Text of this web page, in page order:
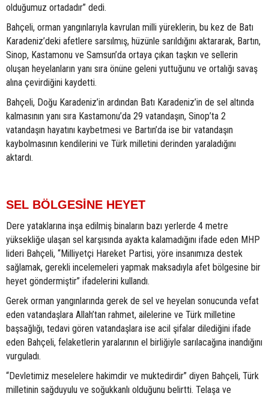
olduğumuz ortadadır” dedi.
Bahçeli, orman yangınlarıyla kavrulan milli yüreklerin, bu kez de Batı
Karadeniz’deki afetlere sarsılmış, hüzünle sarıldığını aktararak, Bartın,
Sinop, Kastamonu ve Samsun’da ortaya çıkan taşkın ve sellerin
oluşan heyelanların yanı sıra önüne geleni yuttuğunu ve ortalığı savaş
alına çevirdiğini kaydetti.
Bahçeli, Doğu Karadeniz’in ardından Batı Karadeniz’in de sel altında
kalmasının yanı sıra Kastamonu’da 29 vatandaşın, Sinop’ta 2
vatandaşın hayatını kaybetmesi ve Bartın’da ise bir vatandaşın
kaybolmasının kendilerini ve Türk milletini derinden yaraladığını
aktardı.
SEL BÖLGESİNE HEYET
Dere yataklarına inşa edilmiş binaların bazı yerlerde 4 metre
yüksekliğe ulaşan sel karşısında ayakta kalamadığını ifade eden MHP
lideri Bahçeli, “Milliyetçi Hareket Partisi, yöre insanımıza destek
sağlamak, gerekli incelemeleri yapmak maksadıyla afet bölgesine bir
heyet göndermiştir” ifadelerini kullandı.
Gerek orman yangınlarında gerek de sel ve heyelan sonucunda vefat
eden vatandaşlara Allah’tan rahmet, ailelerine ve Türk milletine
başsağlığı, tedavi gören vatandaşlara ise acil şifalar dilediğini ifade
eden Bahçeli, felaketlerin yaralarının el birliğiyle sarılacağına inandığını
vurguladı.
“Devletimiz meselelere hakimdir ve muktedirdir” diyen Bahçeli, Türk
milletinin sağduyulu ve soğukkanlı olduğunu belirtti. Telaşa ve